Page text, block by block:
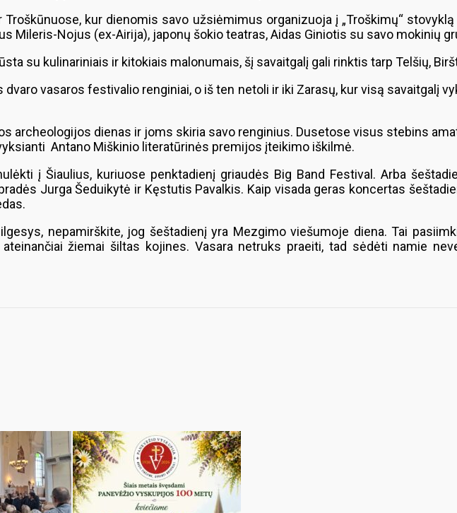
kur dienomis savo užsiėmimus organizuoja į „Troškimų“
Mileris-Nojus (ex-Airija), japonų šokio teatras, Aidas Giniotis su savo mokinių
su kulinariniais ir kitokiais malonumais, šį savaitgalį gali rinktis tarp Telšių,
vasaros festivalio renginiai, o iš ten netoli ir iki Zarasų, kur visą savaitgalį
archeologijos dienas ir joms skiria savo renginius. Dusetose visus stebins
Antano Miškinio literatūrinės premijos įteikimo iškilmė.
į Šiaulius, kuriuose penktadienį griaudės Big Band Festival. Arba
Jurga Šeduikytė ir Kęstutis Pavalkis. Kaip visada geras koncertas
nepamirškite, jog šeštadienį yra Mezgimo viešumoje diena. Tai
žiemai šiltas kojines. Vasara netruks praeiti, tad sėdėti namie